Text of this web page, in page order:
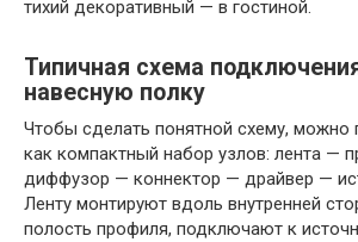
тихий декоративный — в гостиной.
Типичная схема
навесную полку
Чтобы сделать понятной схему, можно
как компактный набор узлов: лента —
диффузор — коннектор — драйвер —
Ленту монтируют вдоль внутренней
полость профиля, подключают к